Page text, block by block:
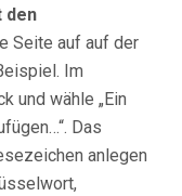
den
Seite auf auf der
Im
und wähle „Ein
Das
anlegen